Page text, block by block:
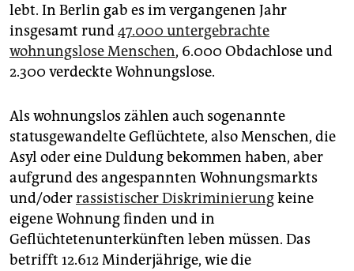
lebt. In Berlin gab es im vergangenen Jahr
insgesamt rund47.000 untergebrachte
wohnungslose Menschen, 6.000 Obdachlose und
2.300 verdeckte Wohnungslose.
Als wohnungslos zählen auch sogenannte
statusgewandelte Geflüchtete, also Menschen, die
Asyl oder eine Duldung bekommen haben, aber
aufgrund des angespannten Wohnungsmarkts
und/oderrassistischer Diskriminierungkeine
eigene Wohnung finden und in
Geflüchtetenunterkünften leben müssen. Das
betrifft 12.612 Minderjährige, wie die